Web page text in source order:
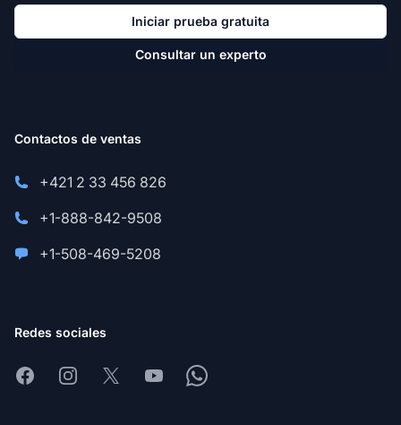
Iniciar prueba gratuita
Consultar un experto
Contactos de ventas
+421 2 33 456 826
+1-888-842-9508
+1-508-469-5208
Redes sociales
FacebookInstagram
X YoutubeWhatsapp